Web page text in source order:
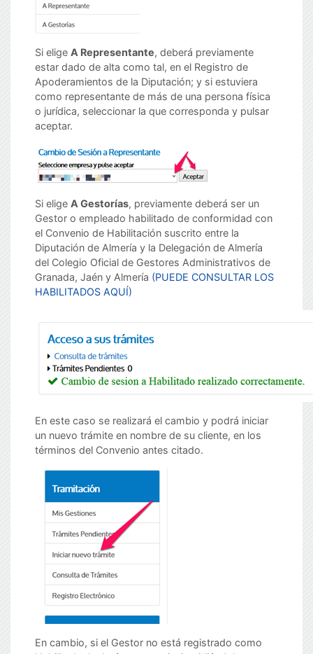
Si elige A Representante, deberá previamente
estar dado de alta como tal, en el Registro de
Apoderamientos de la Diputación; y si estuviera
como representante de más de una persona física
o jurídica, seleccionar la que corresponda y pulsar
aceptar.
Si elige A Gestorías, previamente deberá ser un
Gestor o empleado habilitado de conformidad con
el Convenio de Habilitación suscrito entre la
Diputación de Almería y la Delegación de Almería
del Colegio Oficial de Gestores Administrativos de
Granada, Jaén y Almería (PUEDE CONSULTAR LOS
HABILITADOS AQUÍ)
En este caso se realizará el cambio y podrá iniciar
un nuevo trámite en nombre de su cliente, en los
términos del Convenio antes citado.
En cambio, si el Gestor no está registrado como